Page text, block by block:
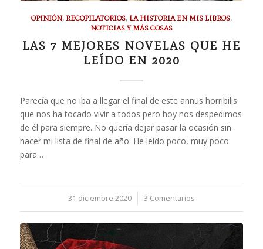
OPINIÓN, RECOPILATORIOS, LA HISTORIA EN MIS LIBROS,
NOTICIAS Y MÁS COSAS
LAS 7 MEJORES NOVELAS QUE HE
LEÍDO EN 2020
Parecía que no iba a llegar el final de este annus horribilis
que nos ha tocado vivir a todos pero hoy nos despedimos
de él para siempre. No quería dejar pasar la ocasión sin
hacer mi lista de final de año. He leído poco, muy poco
para…
31 diciembre 2020
/ 3 Comentarios